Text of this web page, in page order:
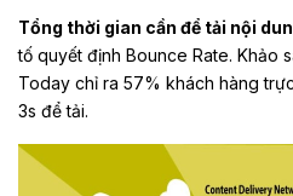
Tổng thời gian cần để tải nội
tố quyết định Bounce Rate. Khảo
Today chỉ ra 57% khách hàng
3s để tải.